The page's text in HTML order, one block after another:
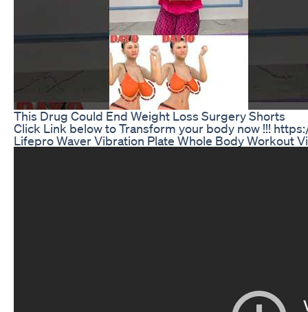
This Drug Could End Weight Loss Surgery Shorts
Click Link below to Transform your body now !!!
Lifepro Waver Vibration Plate Whole Body Workout